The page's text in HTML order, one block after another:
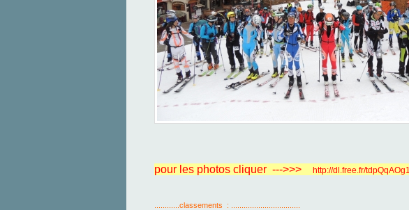
pour les photos cliquer --->>> http://dl.free.fr/tdpQqAOg1
............classements : .................................